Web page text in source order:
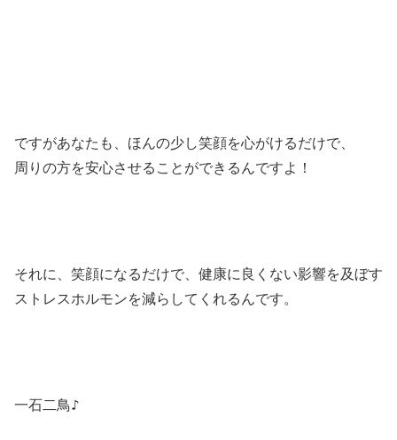
ですがあなたも、ほんの少し笑顔を心がけるだけで、
周りの方を安心させることができるんですよ！
それに、笑顔になるだけで、健康に良くない影響を及ぼす
ストレスホルモンを減らしてくれるんです。
一石二鳥♪